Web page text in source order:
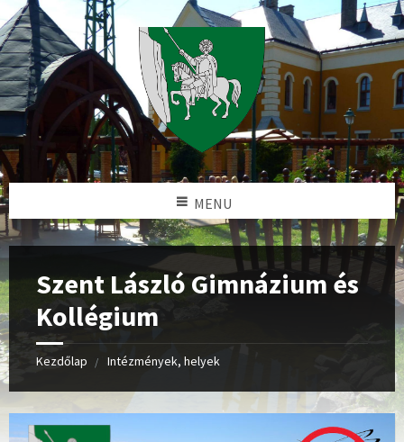
MENU
Szent László Gimnázium és
Kollégium
Kezdőlap Intézmények, helyek